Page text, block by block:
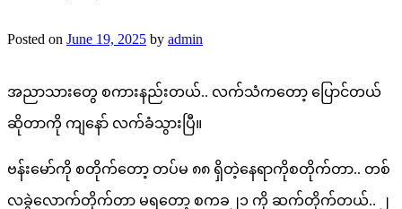
Posted on June 19, 2025 by admin
အညာသားတွေ စကားနည်းတယ်.. လက်သံကတော့ ပြောင်တယ်
ဆိုတာကို ကျနော် လက်ခံသွားပြီ။
ဗန်းမော်ကို စတိုက်တော့ တပ်မ ၈၈ ရှိတဲ့နေရာကိုစတိုက်တာ.. တစ်
လခွဲလောက်တိုက်တာ မရတော့ စကခ၂၁ ကို ဆက်တိုက်တယ်.. ၂